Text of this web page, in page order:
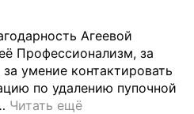
Агеевой
Профессионализм, за
умение контактировать
по удалению пупочной
Читать ещё